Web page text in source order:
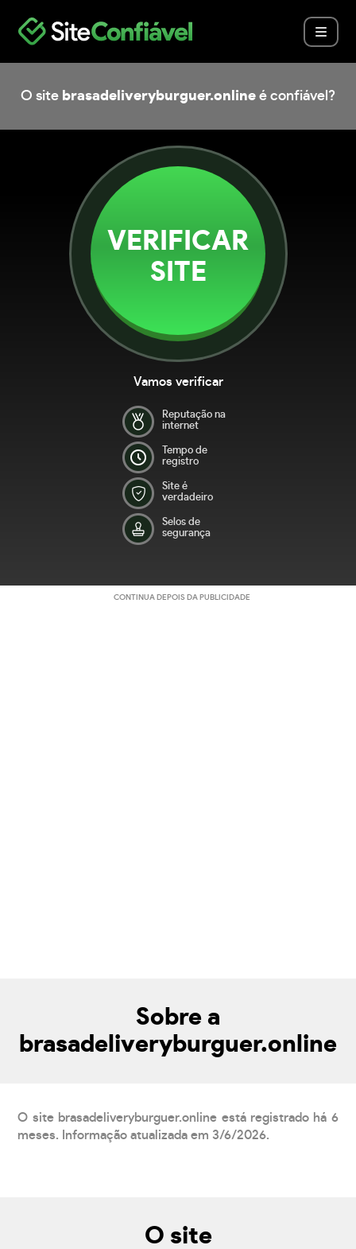
O site brasadeliveryburguer.online é confiável?
VERIFICAR
SITE
Vamos verificar
Reputação na
internet
Tempo de
registro
Site é
verdadeiro
Selos de
segurança
CONTINUA DEPOIS DA PUBLICIDADE
Sobre a
brasadeliveryburguer.online
O site brasadeliveryburguer.online está registrado há 6
meses. Informação atualizada em 3/6/2026.
O site